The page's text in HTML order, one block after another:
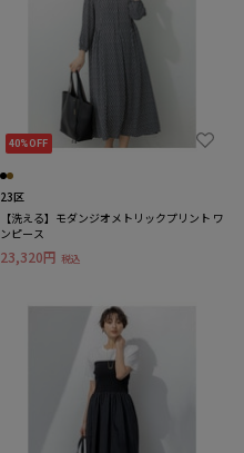
40%OFF
23区
【洗える】モダンジオメトリックプリント ワ
ンピース
23,320円 税込